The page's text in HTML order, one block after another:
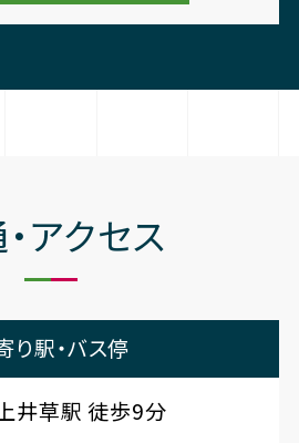
アクセス
り駅・バス停
井草駅 徒歩9分